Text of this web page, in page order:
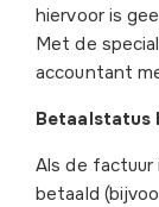
hiervoor is
Met de
accountant
Betaalstatus
Als de factuur
betaald